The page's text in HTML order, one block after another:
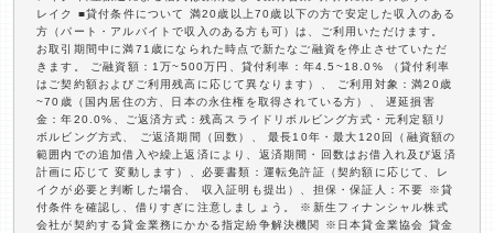
レイク ■貸付条件について 満20歳以上70歳以下の方で安定した収入のある
方（パート・アルバイトで収入のある方も可）は、ご利用いただけます。
お取引期間中に満71歳になられた時点で新たなご融資を停止させていただ
きます。 ご融資額：1万~500万円、貸付利率：年4.5~18.0% （貸付利率
はご契約額およびご利用残高に応じて異なります）、 ご利用対象：満20歳
~70歳（国内居住の方、日本の永住権を取得されている方）、 遅延損害
金：年20.0%、ご返済方式：残高スライドリボルビング方式・元利定額リ
ボルビング方式、 ご返済期間（回数）、 最長10年・最大120回（融資額の
範囲内での追加借入や繰上返済により、返済期間・回数はお借入れ及び返済
計画に応じて 変動します）、必要書類：運転免許証（契約額に応じて、レ
イクが必要と判断した場合、 収入証明も提出）、担保・保証人：不要 ※貸
付条件を確認し、借りすぎに注意しましょう。 ※新生フィナンシャル株式
会社が契約する貸金業務にかかる指定紛争解決機関 ※日本貸金業協会 貸金